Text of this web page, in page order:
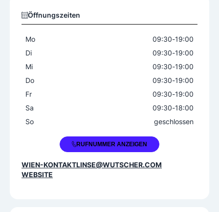
Öffnungszeiten
Mo 09:30-19:00
Di
09:30-19:00
Mi
09:30-19:00
Do
09:30-19:00
Fr
09:30-19:00
Sa
09:30-18:00
So
geschlossen
+43 1 5968866RUFNUMMER ANZEIGEN
WIEN-KONTAKTLINSE@WUTSCHER.COM
WEBSITE